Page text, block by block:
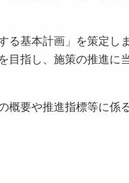
る基本計画」を策定し
目指し、施策の推進に
要や推進指標等に係る